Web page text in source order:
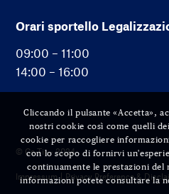
Orari sportello
09:00 – 11:00
14:00 – 16:00
© Cc-Ti — 2024
Impressum Privacy Preference &
Cliccando il pulsante «Accetta»,
nostri cookie così come quelli
cookie per raccogliere
con lo scopo di fornirvi
continuamente le prestazioni del
informazioni potete consultare la